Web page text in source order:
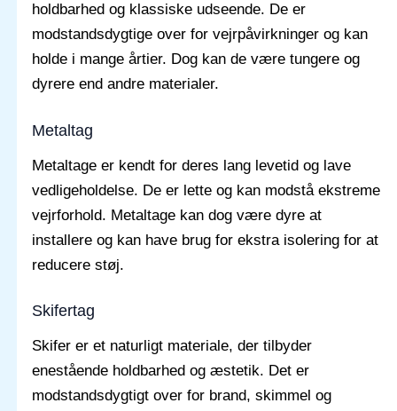
holdbarhed og klassiske udseende. De er
modstandsdygtige over for vejrpåvirkninger og kan
holde i mange årtier. Dog kan de være tungere og
dyrere end andre materialer.
Metaltag
Metaltage er kendt for deres lang levetid og lave
vedligeholdelse. De er lette og kan modstå ekstreme
vejrforhold. Metaltage kan dog være dyre at
installere og kan have brug for ekstra isolering for at
reducere støj.
Skifertag
Skifer er et naturligt materiale, der tilbyder
enestående holdbarhed og æstetik. Det er
modstandsdygtigt over for brand, skimmel og